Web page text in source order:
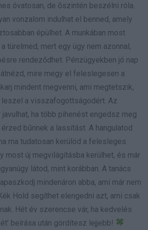
óvatosan, de őszintén beszélni róla.
vonzalom indulhat el benned, amely
épülhet. A munkában most
türelmed, mert egy ügy nem azonnal,
rendeződhet. Pénzügyekben jó nap
mire megy el feleslegesen a
mindent megvenni, ami megtetszik,
leszel a visszafogottságodért. Az
ha több pihenést engedsz meg
bűnnek a lassítást. A hangulatod
ma tudatosan kerülöd a felesleges
most új megvilágításba kerülhet, és már
látod, mint korábban. A tanács
mindenáron abba, ami már nem
Hold segíthet elengedni azt, ami csak
Hét év szerencse vár, ha kedvelés
beírása után gördítesz lejjebb!